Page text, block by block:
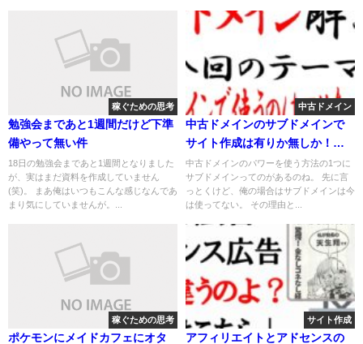
稼ぐための思考
勉強会まであと1週間だけど下準
備やって無い件
18日の勉強会まであと1週間となりました
が、実はまだ資料を作成していません
(笑)。 まあ俺はいつもこんな感じなんであ
まり気にしていませんが。...
中古ドメイン
中古ドメインのサブドメインで
サイト作成は有りか無しか！気
になるドメインの強さはどうな
の？
中古ドメインのパワーを使う方法の1つに
サブドメインってのがあるのね。 先に言
っとくけど、俺の場合はサブドメインは今
は使ってない。 その理由と...
稼ぐための思考
ポケモンにメイドカフェにオタ
サイト作成
アフィリエイトとアドセンスの